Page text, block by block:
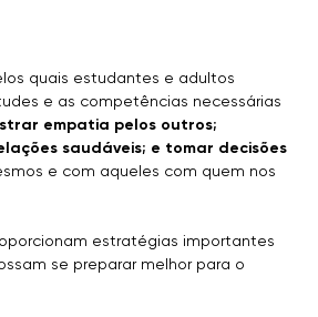
quais estudantes e adultos
e as competências necessárias
empatia pelos outros;
saudáveis; e tomar decisões
e com aqueles com quem nos
estratégias importantes
se preparar melhor para o